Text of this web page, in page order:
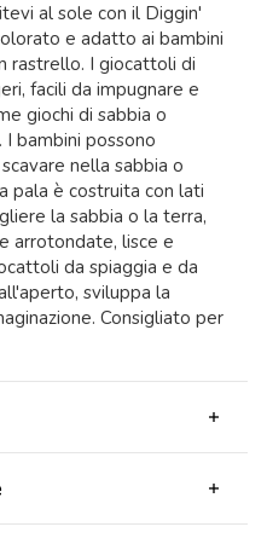
al sole con il Diggin'
e adatto ai bambini
rastrello. I giocattoli di
facili da impugnare e
giochi di sabbia o
bambini possono
nella sabbia o
pala è costruita con lati
la sabbia o la terra,
arrotondate, lisce e
da spiaggia e da
sviluppa la
Consigliato per